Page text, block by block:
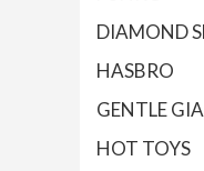
DIAMOND
HASBRO
GENTLE
HOT TOYS